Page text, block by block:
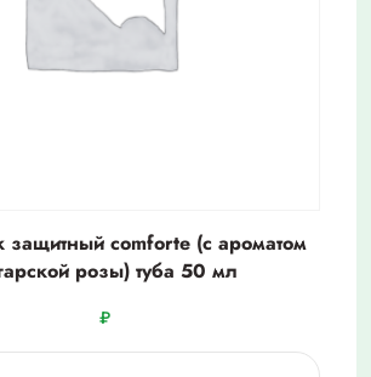
comforte (с ароматом
розы) туба 50 мл
₽